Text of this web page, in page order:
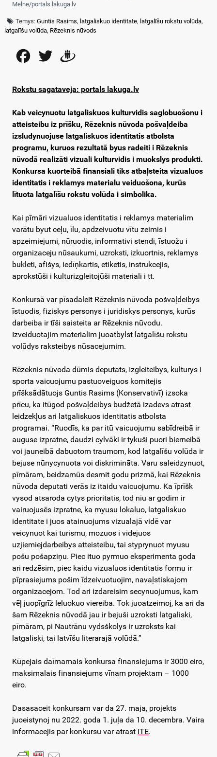
Melne/portals lakuga.lv
Temys:Guntis Rasims, latgaliskuo identitate, latgalīšu rokstu volūda,
latgalīšu volūda, Rēzeknis nūvods
FacebookTwitter
Rokstu sagataveja: portals lakuga.lv
Kab veicynuotu latgaliskuos kulturvidis saglobuošonu i
atteisteibu iz prīšku, Rēzeknis nūvoda pošvaļdeiba
izsludynuojuse latgaliskuos identitatis atbolsta
programu, kuruos rezultatā byus radeiti i Rēzeknis
nūvodā realizāti vizuali kulturvidis i muokslys produkti.
Konkursa kuorteibā finansiali tiks atbaļsteita vizualuos
identitatis i reklamys materialu veiduošona, kurūs
lītuota latgalīšu rokstu volūda i simbolika.
Kai pīmāri vizualuos identitatis i reklamys materialim
varātu byut ceļu, īlu, apdzeivuotu vītu zeimis i
apzeimiejumi, nūruodis, informativi stendi, īstuožu i
organizaceju nūsaukumi, uzroksti, izkuortnis, reklamys
bukleti, afišys, iedīņkartis, etiketis, instrukcejis,
aprokstūši i kulturizgleitojūši materiali i tt.
Konkursā var pīsadaleit Rēzeknis nūvoda pošvaļdeibys
īstuodis, fiziskys personys i juridiskys personys, kurūs
darbeiba ir tīši saisteita ar Rēzeknis nūvodu.
Izveiduotajim materialim juoatbylst latgalīšu rokstu
volūdys raksteibys nūsacejumim.
Rēzeknis nūvoda dūmis deputats, Izgleiteibys, kulturys i
sporta vaicuojumu pastuoveiguos komitejis
prīšksādātuojs Guntis Rasims (Konservativī) izsoka
prīcu, ka itūgod pošvaļdeibys budžetā izadevs atrast
leidzekļus ari latgaliskuos identitatis atbolsta
programai. “Ruodīs, ka par itū vaicuojumu sabīdreibā ir
auguse izpratne, daudzi cylvāki ir tykuši puori bierneibā
voi jauneibā dabuotom traumom, kod latgalīšu volūda ir
bejuse nūnycynuota voi diskrimināta. Varu saleidzynuot,
pīmāram, beidzamūs desmit godu prizmā, kai Rēzeknis
nūvoda deputati verās iz itaidu vaicuojumu. Ka īprīšk
vysod atsaroda cytys prioritatis, tod niu ar godim ir
vairuojusēs izpratne, ka myusu lokaluo, latgaliskuo
identitate i juos atainuojums vizualajā vidē var
veicynuot kai turismu, mozuos i videjuos
uzjiemiejdarbeibys atteisteibu, tai styprynuot myusu
pošu pošapziņu. Piec ituo pyrmuo eksperimenta goda
ari redzēsim, piec kaidu vizualuos identitatis formu ir
pīprasiejums pošim īdzeivuotuojim, navaļstiskajom
organizacejom. Tod ari izdareisim secynuojumus, kam
vēļ juopīgrīž leluokuo viereiba. Tok juoatzeimoj, ka ari da
šam Rēzeknis nūvodā jau ir bejuši uzroksti latgaliski,
pīmāram, pi Nautrānu vydsškolys ir uzroksts kai
latgaliski, tai latvīšu literarajā volūdā.”
Kūpejais daīmamais konkursa finansiejums ir 3000 eiro,
maksimalais finansiejums vīnam projektam – 1000
eiro.
Dasasaceit konkursam var da 27. maja, projekts
juoeistynoj nu 2022. goda 1. juļa da 10. decembra. Vaira
informacejis par konkursu var atrast ITE.